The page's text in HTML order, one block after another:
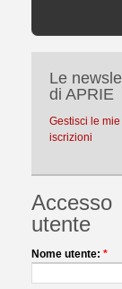
Le
di APRIE
Gestisci le mie
iscrizioni
Accesso
utente
Nome utente: *